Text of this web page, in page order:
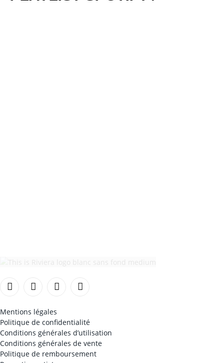
FacebookInstagramTikTok YouTube
Mentions légales
Politique de confidentialité
Conditions générales d’utilisation
Conditions générales de vente
Politique de remboursement